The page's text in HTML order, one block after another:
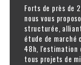
Un
pour
immobilier
Forts de près de
nous vous
structurée,
étude de marché
48h, l'estimation
tous projets de